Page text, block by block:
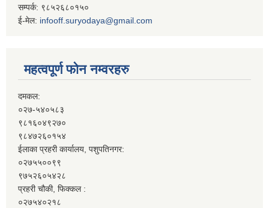
सम्पर्क: ९८५२६८०१५०
ई-मेल: infooff.suryodaya@gmail.com
महत्वपूर्ण फोन नम्वरहरु
दमकल:
०२७-५४०५८३
९८१६०४९२७०
९८४७२६०१५४
ईलाका प्रहरी कार्यालय, पशुपतिनगर:
०२७५५००९९
९७५२६०५४२८
प्रहरी चौकी, फिक्कल :
०२७५४०२१८